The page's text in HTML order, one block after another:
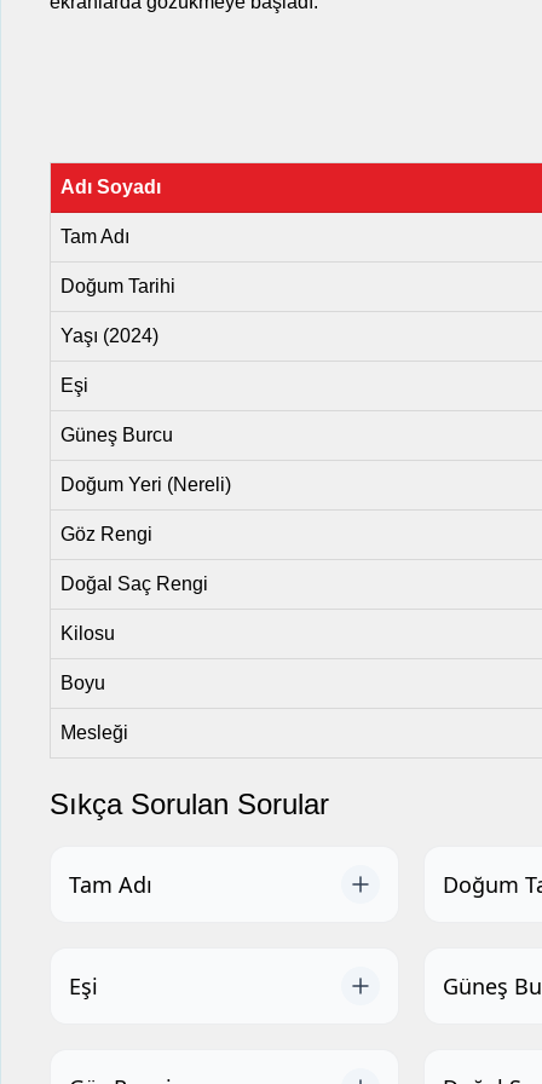
Adı Soyadı
Tam Adı
Doğum Tarihi
Yaşı (2024)
Eşi
Güneş Burcu
Doğum Yeri (Nereli)
Göz Rengi
Doğal Saç Rengi
Kilosu
Boyu
Mesleği
Sıkça Sorulan Sorular
Tam Adı Doğum
Eşi Güneş